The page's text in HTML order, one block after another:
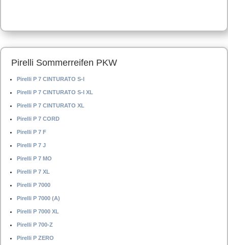
Pirelli Sommerreifen PKW
Pirelli P 7 CINTURATO S-I
Pirelli P 7 CINTURATO S-I XL
Pirelli P 7 CINTURATO XL
Pirelli P 7 CORD
Pirelli P 7 F
Pirelli P 7 J
Pirelli P 7 MO
Pirelli P 7 XL
Pirelli P 7000
Pirelli P 7000 (A)
Pirelli P 7000 XL
Pirelli P 700-Z
Pirelli P ZERO